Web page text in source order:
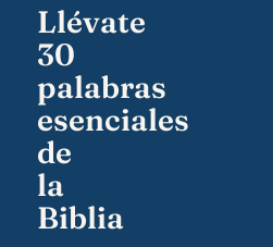
Llévate
30
palabras
esenciales
de
la
Biblia